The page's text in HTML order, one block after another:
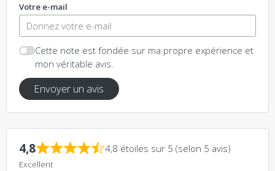
Votre e-mail
Cette note est fondée sur ma propre expérience et
mon véritable avis.
Envoyer un avis
4,8 4,8 étoiles sur 5 (selon 5 avis)
Excellent